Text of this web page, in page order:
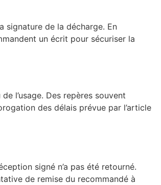
signature de la décharge. En
un écrit pour sécuriser la
l’usage. Des repères souvent
des délais prévue par l’article
signé n’a pas été retourné.
de remise du recommandé à